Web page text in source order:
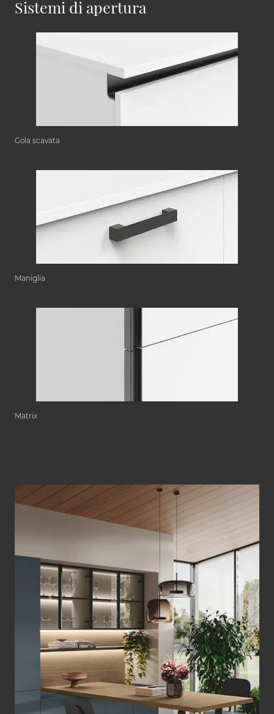
Sistemi di apertura
Gola scavata
Maniglia
Matrix